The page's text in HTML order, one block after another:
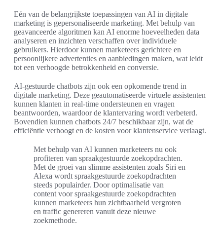
Eén van de belangrijkste toepassingen van AI in digitale
marketing is gepersonaliseerde marketing. Met behulp van
geavanceerde algoritmen kan AI enorme hoeveelheden data
analyseren en inzichten verschaffen over individuele
gebruikers. Hierdoor kunnen marketeers gerichtere en
persoonlijkere advertenties en aanbiedingen maken, wat leidt
tot een verhoogde betrokkenheid en conversie.
AI-gestuurde chatbots zijn ook een opkomende trend in
digitale marketing. Deze geautomatiseerde virtuele assistenten
kunnen klanten in real-time ondersteunen en vragen
beantwoorden, waardoor de klantervaring wordt verbeterd.
Bovendien kunnen chatbots 24/7 beschikbaar zijn, wat de
efficiëntie verhoogt en de kosten voor klantenservice verlaagt.
Met behulp van AI kunnen marketeers nu ook
profiteren van spraakgestuurde zoekopdrachten.
Met de groei van slimme assistenten zoals Siri en
Alexa wordt spraakgestuurde zoekopdrachten
steeds populairder. Door optimalisatie van
content voor spraakgestuurde zoekopdrachten
kunnen marketeers hun zichtbaarheid vergroten
en traffic genereren vanuit deze nieuwe
zoekmethode.